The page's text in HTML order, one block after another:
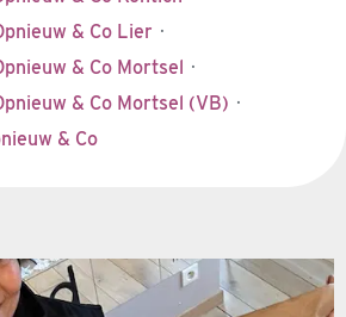
& Co Lier ·
& Co Mortsel ·
& Co Mortsel (VB) ·
& Co